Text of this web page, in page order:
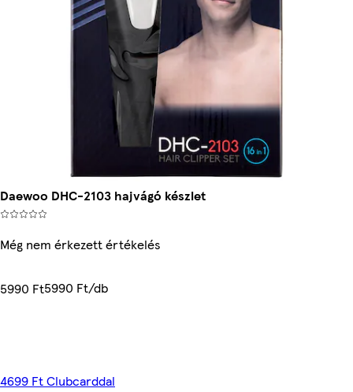
Daewoo DHC-2103 hajvágó készlet
Még nem érkezett értékelés
5990 Ft5990 Ft/db
4699 Ft Clubcarddal